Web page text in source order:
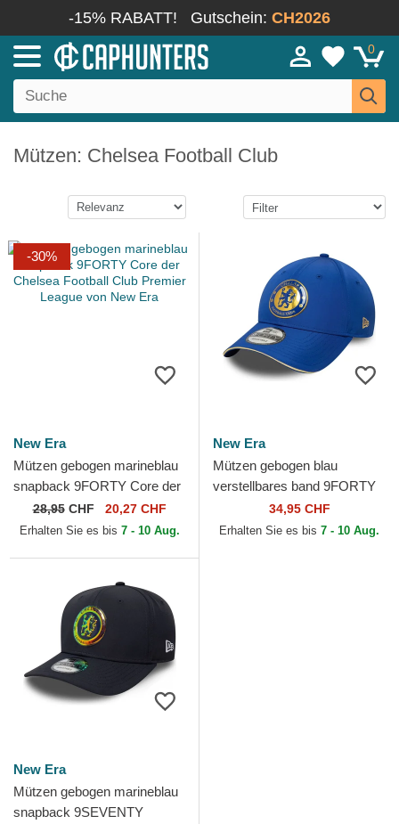
-15% RABATT! Gutschein: CH2026
0
Mützen: Chelsea Football Club
-30%
New Era
Mützen gebogen marineblau
snapback 9FORTY Core der
Chelsea Football Club
Premier League von New Era
28,95CHF 20,27 CHF
Erhalten Sie es bis 7 - 10 Aug.
New Era
Mützen gebogen blau
verstellbares band 9FORTY
Retro der Chelsea Football
Club Premier League von...
34,95 CHF
Erhalten Sie es bis 7 - 10 Aug.
New Era
Mützen gebogen marineblau
snapback 9SEVENTY